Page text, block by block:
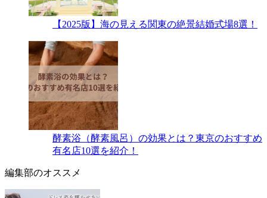
【2025版】海の見える関東の絶景結婚式場8選！
酵素浴（酵素風呂）の効果とは？東京のおすすめ
有名店10選を紹介！
編集部のオススメ